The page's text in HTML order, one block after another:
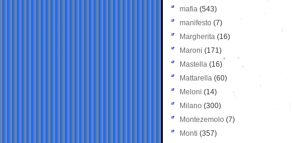
mafia (543)
manifesto (7)
Margherita (16)
Maroni (171)
Mastella (16)
Mattarella (60)
Meloni (14)
Milano (300)
Montezemolo (7)
Monti (357)